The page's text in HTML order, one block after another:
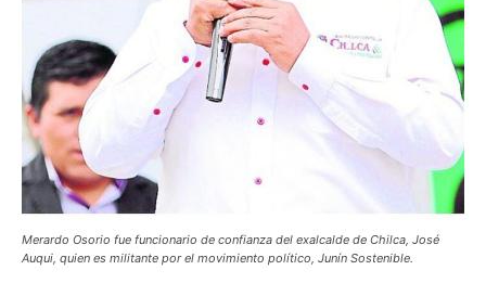
Merardo Osorio fue funcionario de confianza del exalcalde de Chilca, José
Auqui, quien es militante por el movimiento político, Junín Sostenible.